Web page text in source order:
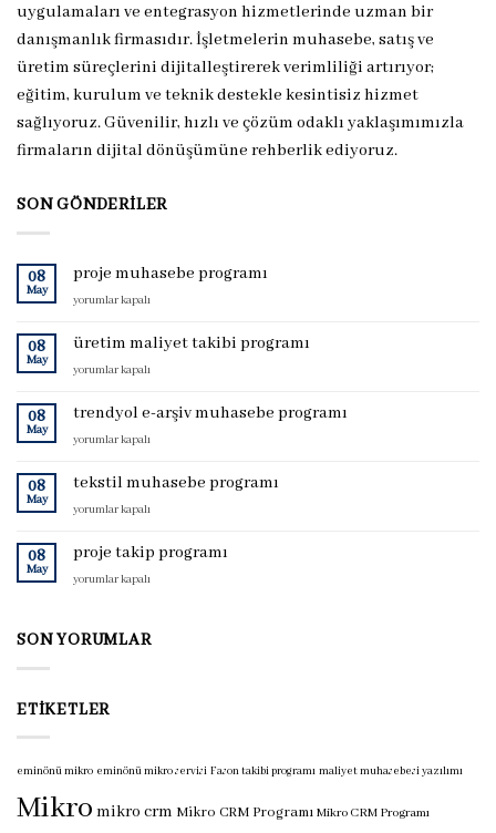
uygulamaları ve entegrasyon hizmetlerinde uzman bir
danışmanlık firmasıdır. İşletmelerin muhasebe, satış ve
üretim süreçlerini dijitalleştirerek verimliliği artırıyor;
eğitim, kurulum ve teknik destekle kesintisiz hizmet
sağlıyoruz. Güvenilir, hızlı ve çözüm odaklı yaklaşımımızla
firmaların dijital dönüşümüne rehberlik ediyoruz.
SON GÖNDERILER
08
May
proje muhasebe programı
proje
programı
yorumlar kapalı
08
May
üretim maliyet takibi programı
üretim
takibi
programı
için
yorumlar kapalı
08
May
trendyol e-arşiv muhasebe programı
trendyol
arşiv
programı
yorumlar kapalı
08
May
tekstil muhasebe programı
tekstil
programı
için
yorumlar kapalı
08
May
proje takip programı
proje
için
yorumlar kapalı
SON YORUMLAR
ETIKETLER
eminönü mikro eminönü mikro servisi Fason takibi programı maliyet muhasebesi yazılımı
Mikro mikro crm Mikro CRM Programı Mikro CRM Programı